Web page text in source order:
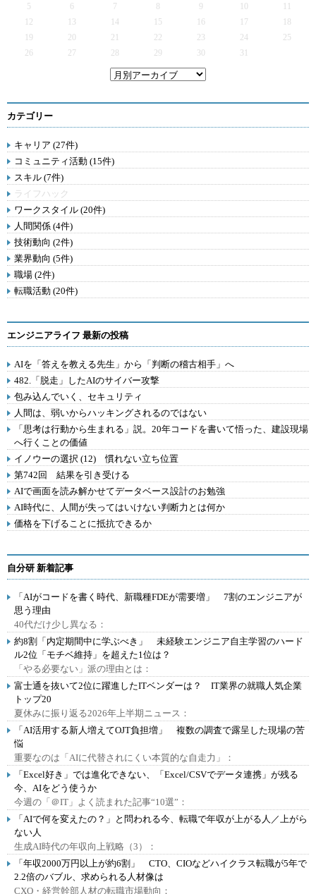
5
6 7 8 9 10
11
12
13 14 15 16 17
18
19
20 21 22 23 24
25
26
27 28 29 30 31
カテゴリー
キャリア (27件)
コミュニティ活動 (15件)
スキル (7件)
ライフハック
ワークスタイル (20件)
人間関係 (4件)
技術動向 (2件)
業界動向 (5件)
職場 (2件)
転職活動 (20件)
エンジニアライフ 最新の投稿
AIを「答えを教える先生」から「判断の稽古相手」へ
482.「脱走」したAIのサイバー攻撃
包み込んでいく、セキュリティ
人間は、弱いからハッキングされるのではない
「思考は行動から生まれる」説。20年コードを書いて悟った、建設現場
へ行くことの価値
イノウーの選択 (12) 慣れない立ち位置
第742回 結果を引き受ける
AIで画面を読み解かせてデータベース設計のお勉強
AI時代に、人間が失ってはいけない判断力とは何か
価格を下げることに抵抗できるか
自分研 新着記事
「AIがコードを書く時代、新職種FDEが需要増」 7割のエンジニアが
思う理由
40代だけ少し異なる：
約8割「内定期間中に学ぶべき」 未経験エンジニア自主学習のハード
ル2位「モチベ維持」を超えた1位は？
「やる必要ない」派の理由とは：
富士通を抜いて2位に躍進したITベンダーは？ IT業界の就職人気企業
トップ20
夏休みに振り返る2026年上半期ニュース：
「AI活用する新人増えてOJT負担増」 複数の調査で露呈した現場の苦
悩
重要なのは「AIに代替されにくい本質的な自走力」：
「Excel好き」では進化できない、「Excel/CSVでデータ連携」が残る
今、AIをどう使うか
今週の「＠IT」よく読まれた記事“10選”：
「AIで何を変えたの？」と問われる今、転職で年収が上がる人／上がら
ない人
生成AI時代の年収向上戦略（3）：
「年収2000万円以上が約6割」 CTO、CIOなどハイクラス転職が5年で
2.2倍のバブル、求められる人材像は
CXO・経営幹部人材の転職市場動向：